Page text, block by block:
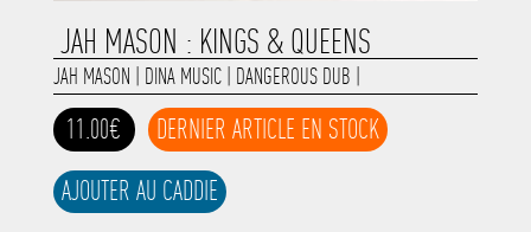
JAH MASON : KINGS & QUEENS
JAH MASON DINA MUSIC| DANGEROUS DUB
11.00€ DERNIER ARTICLE EN STOCK
AJOUTER AU CADDIE